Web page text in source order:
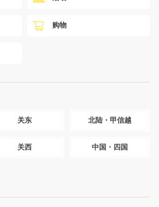
购物
关东 北陆・甲信越
关西 中国・四国